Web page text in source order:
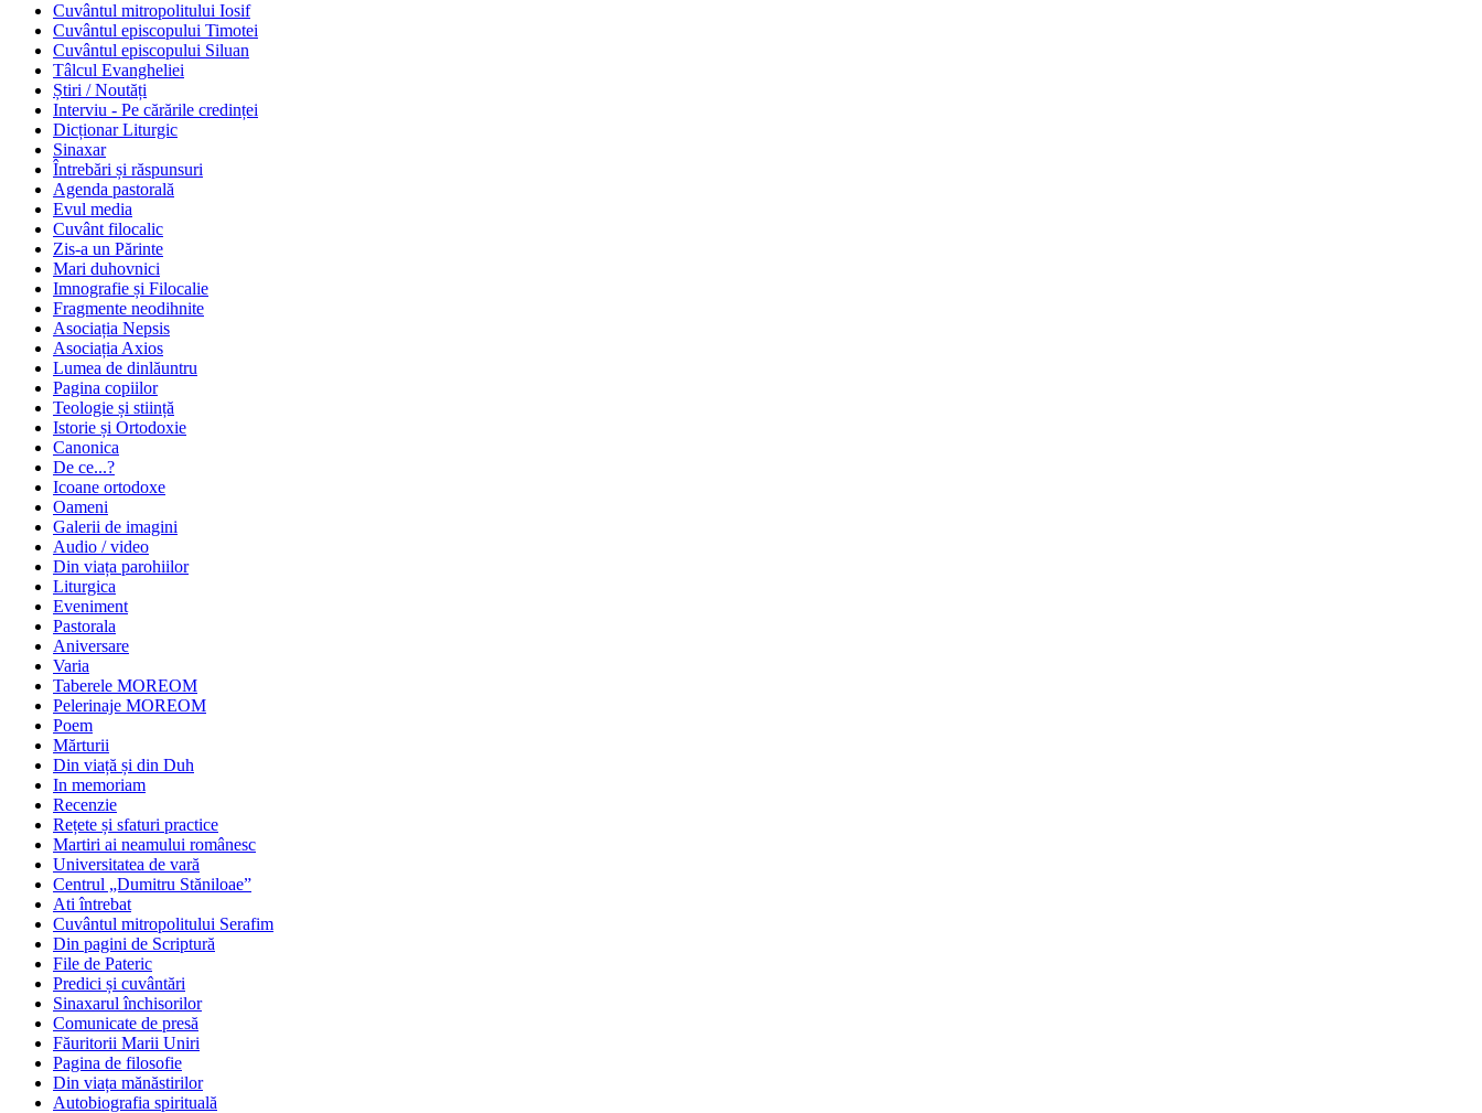
Cuvântul mitropolitului Iosif
Cuvântul episcopului Timotei
Cuvântul episcopului Siluan
Tâlcul Evangheliei
Știri / Noutăți
Interviu - Pe cărările credinței
Dicționar Liturgic
Sinaxar
Întrebări și răspunsuri
Agenda pastorală
Evul media
Cuvânt filocalic
Zis-a un Părinte
Mari duhovnici
Imnografie și Filocalie
Fragmente neodihnite
Asociația Nepsis
Asociația Axios
Lumea de dinlăuntru
Pagina copiilor
Teologie și stiință
Istorie și Ortodoxie
Canonica
De ce...?
Icoane ortodoxe
Oameni
Galerii de imagini
Audio / video
Din viața parohiilor
Liturgica
Eveniment
Pastorala
Aniversare
Varia
Taberele MOREOM
Pelerinaje MOREOM
Poem
Mărturii
Din viață și din Duh
In memoriam
Recenzie
Rețete și sfaturi practice
Martiri ai neamului românesc
Universitatea de vară
Centrul „Dumitru Stăniloae”
Ati întrebat
Cuvântul mitropolitului Serafim
Din pagini de Scriptură
File de Pateric
Predici și cuvântări
Sinaxarul închisorilor
Comunicate de presă
Făuritorii Marii Uniri
Pagina de filosofie
Din viața mănăstirilor
Autobiografia spirituală